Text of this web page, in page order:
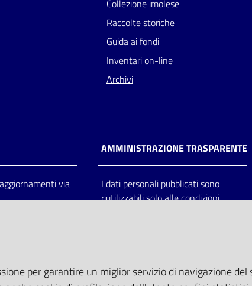
Collezione imolese
Raccolte storiche
Guida ai fondi
Inventari on-line
Archivi
via
AMMINISTRAZIONE TRASPARENTE
I dati personali pubblicati sono
riutilizzabili solo alle condizioni
per garantire un miglior servizio di navigazione